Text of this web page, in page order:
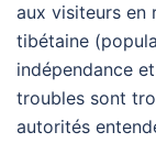
aux visiteurs en
tibétaine
indépendance
troubles sont
autorités